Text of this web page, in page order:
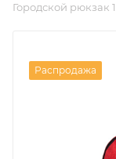
Городской рюкзак
Распродажа